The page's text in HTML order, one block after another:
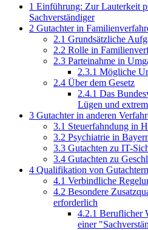
1 Einführung: Zur Lauterkeit
Sachverständiger
2 Gutachter in
2.1 Grundsätzliche
2.2 Rolle in
2.3 Parteinahme in
2.3.1 Mögliche
2.4 Über dem Gesetz
2.4.1 Das
Lügen und
3 Gutachter in anderen
3.1 Steuerfahndung in
3.2 Psychiatrie in
3.3 Gutachten zu IT-
3.4 Gutachten zu
4 Qualifikation von
4.1 Verbindliche
4.2 Besondere
erforderlich
4.2.1 Beruflicher
einer